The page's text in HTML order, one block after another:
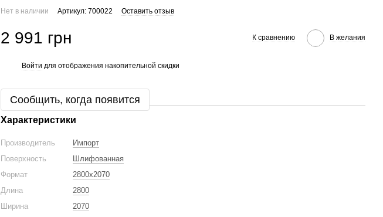
Нет в наличии Артикул: 700022 Оставить отзыв
2 991 грн К сравнению В желания
Войти для отображения накопительной скидки
Сообщить, когда появится
Характеристики
Производитель
Импорт
Поверхность
Шлифованная
Формат
2800x2070
Длина
2800
Ширина
2070